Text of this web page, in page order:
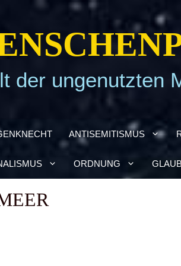
der ungenutzten
ANTI­SE­MI­TIS­MUS
ORD­NUNG